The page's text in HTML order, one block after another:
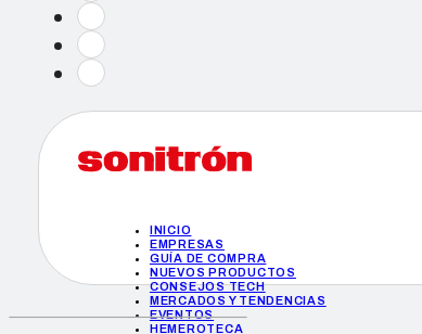
INICIO
EMPRESAS
GUÍA DE COMPRA
NUEVOS PRODUCTOS
CONSEJOS TECH
MERCADOS Y TENDENCIAS
EVENTOS
HEMEROTECA